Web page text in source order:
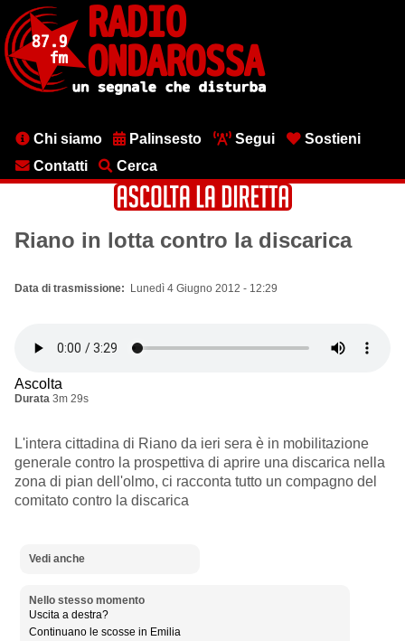
contenuto
principale
MenuChi siamo Palinsesto Segui
Sostieni
Contatti
Cerca
Riano in lotta contro la discarica
Data di trasmissione Lunedì 4 Giugno 2012 - 12:29
Ascolta
Durata 3m 29s
L'intera cittadina di Riano da ieri sera è in mobilitazione
generale contro la prospettiva di aprire una discarica nella
zona di pian dell'olmo, ci racconta tutto un compagno del
comitato contro la discarica
Vedi anche
Nello stesso momento
Uscita a destra?
Continuano le scosse in Emilia